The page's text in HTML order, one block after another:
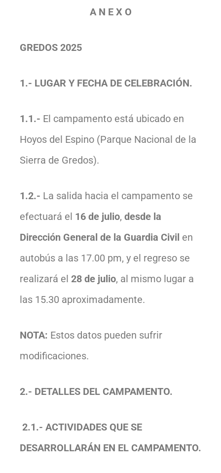
A N E X O
GREDOS 2025
1.- LUGAR Y FECHA DE CELEBRACIÓN.
1.1.- El campamento está ubicado en
Hoyos del Espino (Parque Nacional de la
Sierra de Gredos).
1.2.- La salida hacia el campamento se
efectuará el 16 de julio, desde la
Dirección General de la Guardia Civil en
autobús a las 17.00 pm, y el regreso se
realizará el 28 de julio, al mismo lugar a
las 15.30 aproximadamente.
NOTA: Estos datos pueden sufrir
modificaciones.
2.- DETALLES DEL CAMPAMENTO.
2.1.- ACTIVIDADES QUE SE
DESARROLLARÁN EN EL CAMPAMENTO.